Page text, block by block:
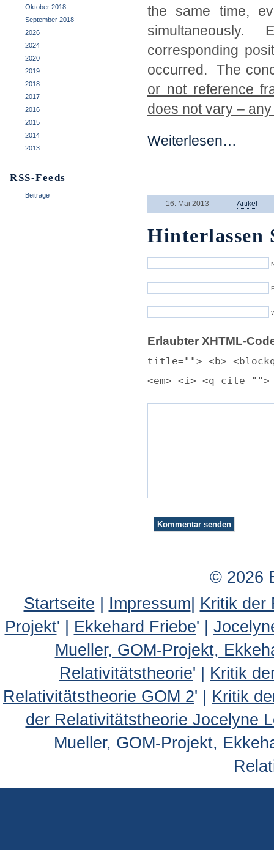
Oktober 2018
September 2018
2026
2024
2020
2019
2018
2017
2016
2015
2014
2013
RSS-Feeds
Beiträge
the same time,
simultaneously.
corresponding
occurred. The
or not reference
does not vary –
Weiterlesen…
16. Mai 2013 Artikel
Hinterlassen
Erlaubter XHTML-
title=""> <b>
<em> <i> <q
© 2026
Startseite | Impressum| Kritik der
Projekt' | Ekkehard Friebe' |
Mueller, GOM-Projekt,
Relativitätstheorie' | Kritik
Relativitätstheorie GOM 2' | Kritik
der Relativitätstheorie Jocelyne
Mueller, GOM-Projekt,